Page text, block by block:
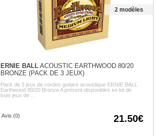
2 modèles
ERNIE BALL ACOUSTIC EARTHWOOD 80/20
BRONZE (PACK DE 3 JEUX)
Pack de 3 jeux de cordes guitare acoustique ERNIE BALL
Earthwood 80/20 Bronze A présent disponibles en lot de
trois jeux de ...
Avis (0) 21.50